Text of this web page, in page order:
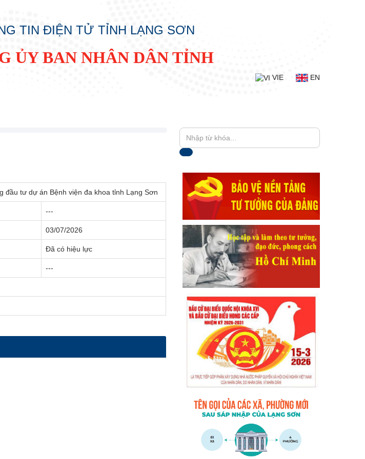
TIN ĐIỆN TỬ TỈNH LẠNG SƠN
ỦY BAN NHÂN DÂN TỈNH
VIE EN
đầu tư dự án Bệnh viện đa khoa tỉnh Lạng Sơn
---
03/07/2026
Đã có hiệu lực
---